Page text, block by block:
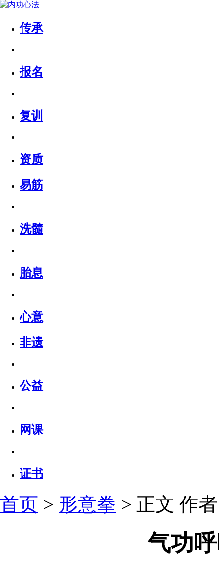
传承
报名
复训
资质
易筋
洗髓
胎息
心意
非遗
公益
网课
证书
首页 > 形意拳 > 正文 作
气功